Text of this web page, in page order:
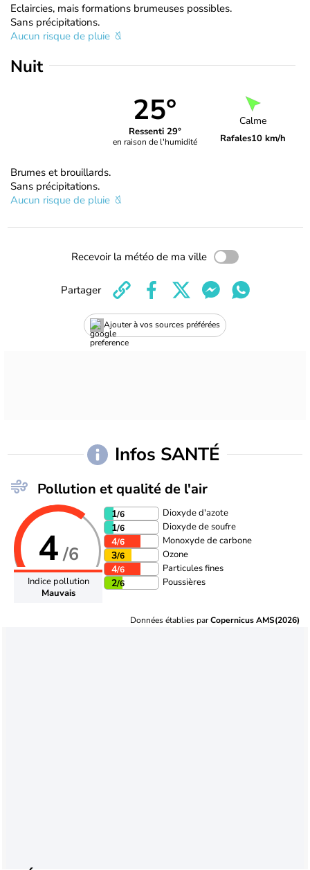
Eclaircies, mais formations brumeuses possibles.
Sans précipitations.
Aucun risque de pluie
Nuit
25°
Ressenti 29°
en raison de l'humidité
Calme
Rafales10 km/h
Brumes et brouillards.
Sans précipitations.
Aucun risque de pluie
Recevoir la météo de ma ville
Ajouter à vos sources préférées
Partager
Infos SANTÉ
Pollution et qualité de l'air
4/6
Indice pollution
Mauvais
1/6 Dioxyde d'azote
1/6 Dioxyde de soufre
4/6 Monoxyde de carbone
3/6 Ozone
4/6 Particules fines
2/6 Poussières
Données établies parCopernicus AMS(2026)